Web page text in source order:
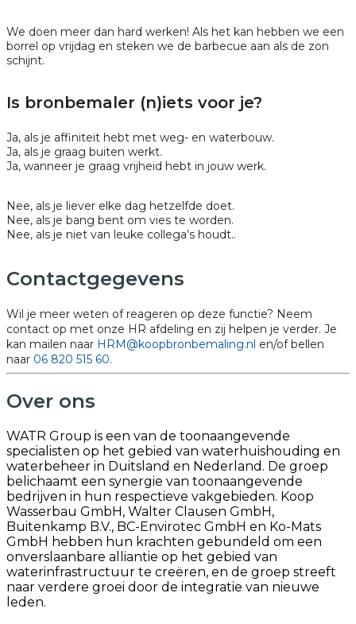
We doen meer dan hard werken! Als het kan hebben we een
borrel op vrijdag en steken we de barbecue aan als de zon
schijnt.
Is bronbemaler (n)iets voor je?
Ja, als je affiniteit hebt met weg- en waterbouw.
Ja, als je graag buiten werkt.
Ja, wanneer je graag vrijheid hebt in jouw werk.
Nee, als je liever elke dag hetzelfde doet.
Nee, als je bang bent om vies te worden.
Nee, als je niet van leuke collega’s houdt..
Contactgegevens
Wil je meer weten of reageren op deze functie? Neem
contact op met onze HR afdeling en zij helpen je verder. Je
kan mailen naar HRM@koopbronbemaling.nl en/of bellen
naar 06 820 515 60.
Over ons
WATR Group is een van de toonaangevende
specialisten op het gebied van waterhuishouding en
waterbeheer in Duitsland en Nederland. De groep
belichaamt een synergie van toonaangevende
bedrijven in hun respectieve vakgebieden. Koop
Wasserbau GmbH, Walter Clausen GmbH,
Buitenkamp B.V., BC-Envirotec GmbH en Ko-Mats
GmbH hebben hun krachten gebundeld om een
onverslaanbare alliantie op het gebied van
waterinfrastructuur te creëren, en de groep streeft
naar verdere groei door de integratie van nieuwe
leden.